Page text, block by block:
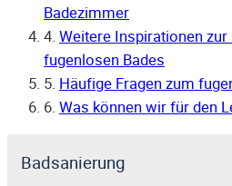
Badezimmer
4. Weitere Inspirationen zur
fugenlosen Bades
5. Häufige Fragen zum
6. Was können wir für den
Badsanierung